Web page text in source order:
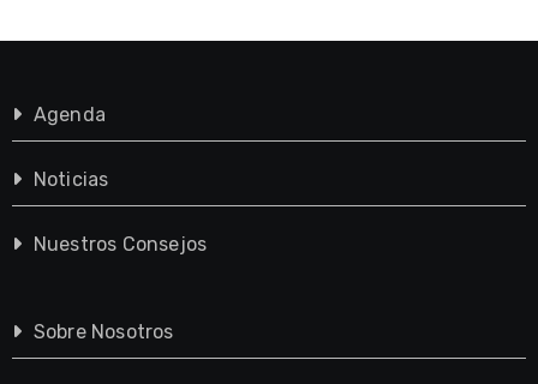
Agenda
Noticias
Nuestros Consejos
Sobre Nosotros